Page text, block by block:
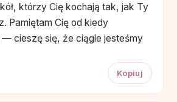
którzy Cię kochają tak, jak Ty
Pamiętam Cię od kiedy
— cieszę się, że ciągle jesteśmy
Kopiuj